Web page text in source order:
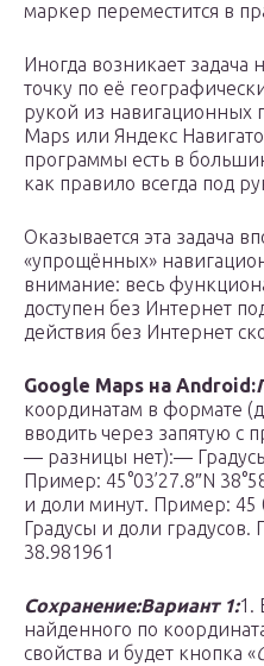
маркер переместится в
Иногда возникает задача
точку по её
рукой из навигационных
Maps или Яндекс
программы есть в
как правило всегда под
Оказывается эта задача
«упрощённых»
внимание: весь
доступен без Интернет
действия без Интернет
Google Maps на Android:
координатам в формате
вводить через запятую с
— разницы нет):—
Пример: 45°03’27.8″N
и доли минут. Пример: 45
Градусы и доли
38.981961
Сохранение:Вариант 1:1.
найденного по
свойства и будет кнопка «